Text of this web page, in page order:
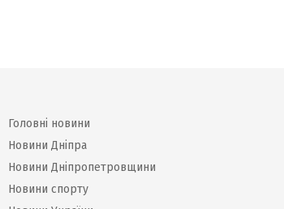
Головні новини
Новини Дніпра
Новини Дніпропетровщини
Новини спорту